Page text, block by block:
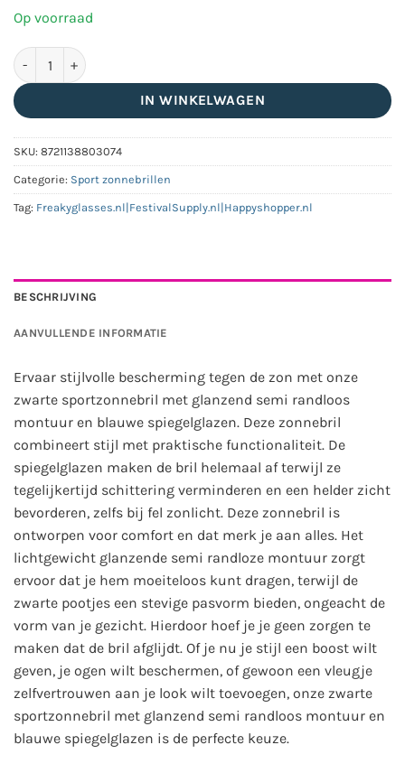
Op voorraad
Zwarte sport zonnebril met glanzend semi randloos montuur
IN WINKELWAGEN
SKU: 8721138803074
Categorie: Sport zonnebrillen
Tag: Freakyglasses.nl|FestivalSupply.nl|Happyshopper.nl
BESCHRIJVING
AANVULLENDE INFORMATIE
Ervaar stijlvolle bescherming tegen de zon met onze
zwarte sportzonnebril met glanzend semi randloos
montuur en blauwe spiegelglazen. Deze zonnebril
combineert stijl met praktische functionaliteit. De
spiegelglazen maken de bril helemaal af terwijl ze
tegelijkertijd schittering verminderen en een helder zicht
bevorderen, zelfs bij fel zonlicht. Deze zonnebril is
ontworpen voor comfort en dat merk je aan alles. Het
lichtgewicht glanzende semi randloze montuur zorgt
ervoor dat je hem moeiteloos kunt dragen, terwijl de
zwarte pootjes een stevige pasvorm bieden, ongeacht de
vorm van je gezicht. Hierdoor hoef je je geen zorgen te
maken dat de bril afglijdt. Of je nu je stijl een boost wilt
geven, je ogen wilt beschermen, of gewoon een vleugje
zelfvertrouwen aan je look wilt toevoegen, onze zwarte
sportzonnebril met glanzend semi randloos montuur en
blauwe spiegelglazen is de perfecte keuze.